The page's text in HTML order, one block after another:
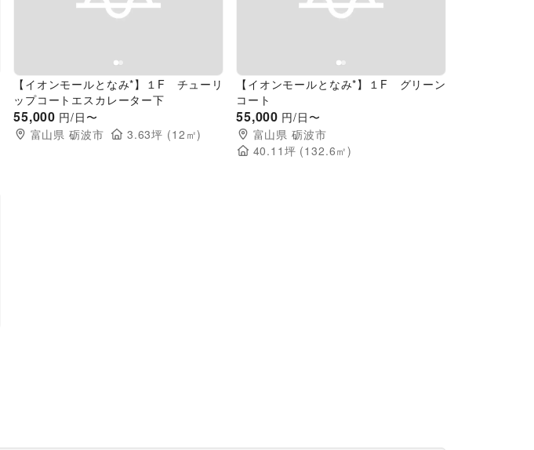
Previous slide
【イオンモールとなみ*】１F チューリ
ップコートエスカレーター下
55,000 円/日〜
富山県 砺波市 3.63坪 (12 ㎡)
Previous slide
【イオンモールとなみ*】１F グリーン
コート
55,000 円/日〜
富山県 砺波市
40.11 坪 (132.6㎡)